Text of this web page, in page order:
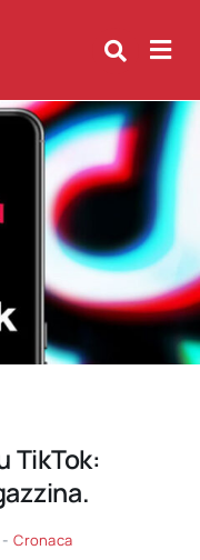
TikTok:
- Cronaca